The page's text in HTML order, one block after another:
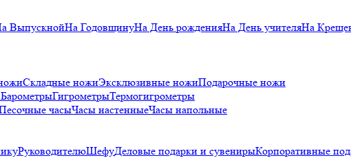
ВыпускнойНа ГодовщинуНа День рожденияНа День учителяНа
Складные ножиЭксклюзивные ножиПодарочные ножи
БарометрыГигрометрыТермогигрометры
часыЧасы настенныеЧасы напольные
РуководителюШефуДеловые подарки и сувенирыКорпоративные